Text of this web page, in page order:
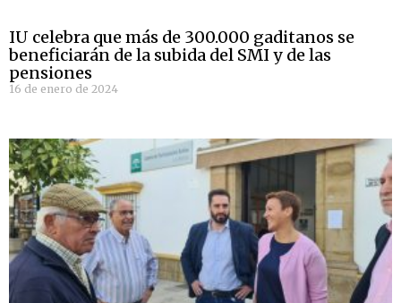
IU celebra que más de 300.000 gaditanos se
beneficiarán de la subida del SMI y de las
pensiones
16 de enero de 2024